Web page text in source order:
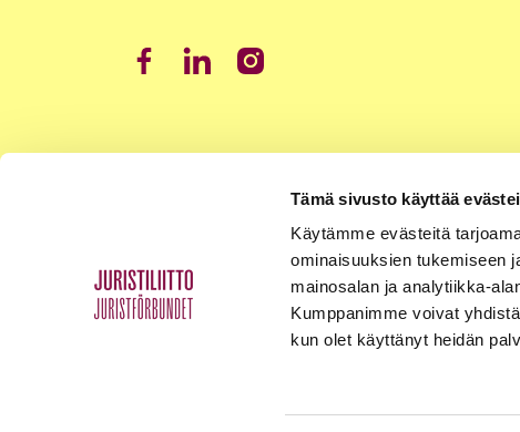
Tämä sivusto käyttää
Käytämme evästeitä
ominaisuuksien tukemiseen
mainosalan ja analytiikka-
Kumppanimme voivat
kun olet käyttänyt heidän